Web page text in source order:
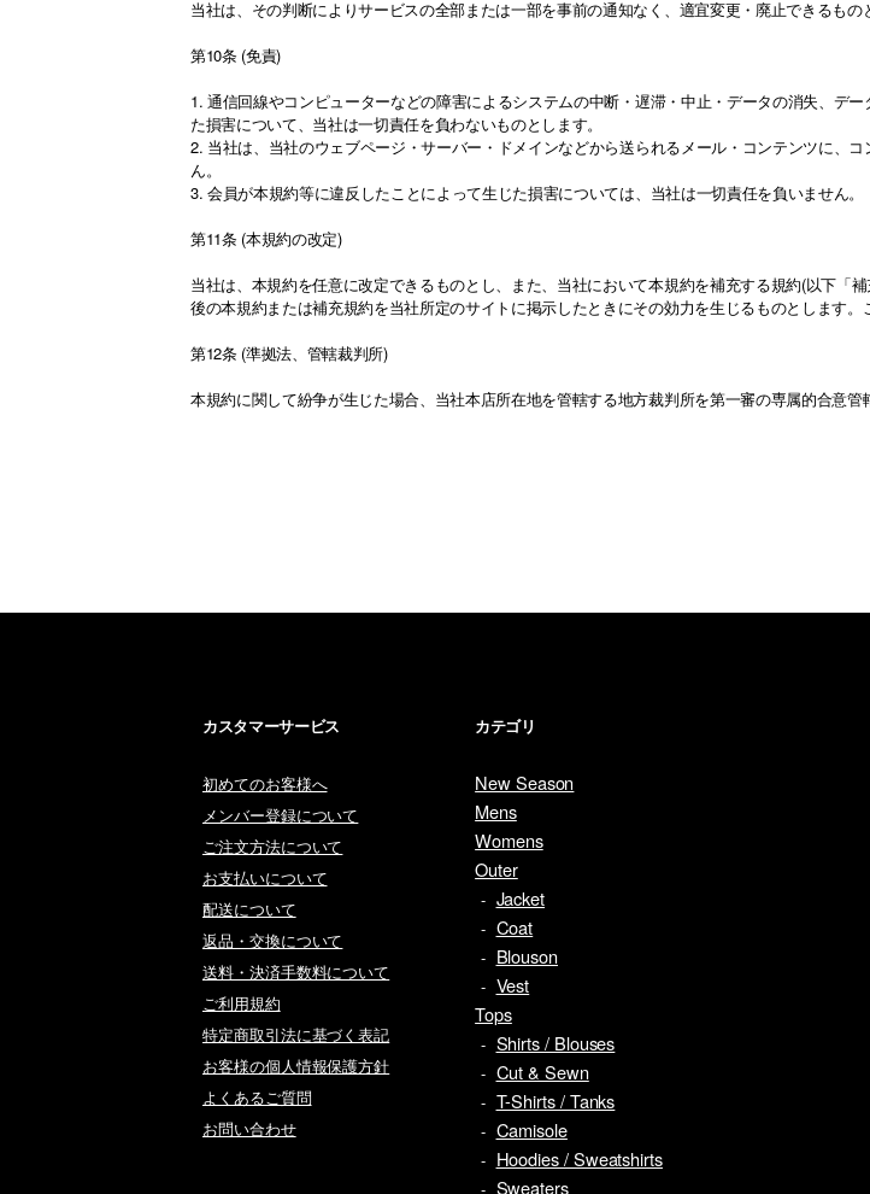
当社は、その判断によりサービスの全部または一部を事前の通知なく、適宜変更・廃止できるもの
第10条 (免責)
1. 通信回線やコンピューターなどの障害によるシステムの中断・遅滞・中止・データの消失、デ
た損害について、当社は一切責任を負わないものとします。
2. 当社は、当社のウェブページ・サーバー・ドメインなどから送られるメール・コンテンツに、
ん。
3. 会員が本規約等に違反したことによって生じた損害については、当社は一切責任を負いません。
第11条 (本規約の改定)
当社は、本規約を任意に改定できるものとし、また、当社において本規約を補充する規約(以下「
後の本規約または補充規約を当社所定のサイトに掲示したときにその効力を生じるものとします
第12条 (準拠法、管轄裁判所)
本規約に関して紛争が生じた場合、当社本店所在地を管轄する地方裁判所を第一審の専属的合意管
カスタマーサービス
初めてのお客様へ
メンバー登録について
ご注文方法について
お支払いについて
配送について
返品・交換について
送料・決済手数料について
ご利用規約
特定商取引法に基づく表記
お客様の個人情報保護方針
よくあるご質問
お問い合わせ
カテゴリ
New Season
Mens
Womens
Outer
Jacket
Coat
Blouson
Vest
Tops
Shirts / Blouses
Cut & Sewn
T-Shirts / Tanks
Camisole
Hoodies / Sweatshirts
Sweaters